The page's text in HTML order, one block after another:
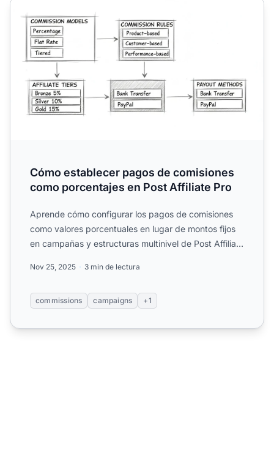
Cómo establecer pagos de comisiones
como porcentajes en Post Affiliate Pro
Aprende cómo configurar los pagos de comisiones
como valores porcentuales en lugar de montos fijos
en campañas y estructuras multinivel de Post Affiliate
Nov 25, 2025 3 min de lectura
commissions campaigns +1